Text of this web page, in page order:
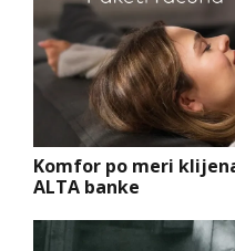
Komfor po meri
ALTA banke